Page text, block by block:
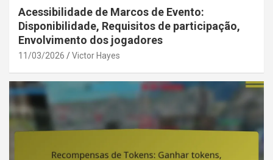
Acessibilidade de Marcos de Evento:
Disponibilidade, Requisitos de participação,
Envolvimento dos jogadores
11/03/2026 Victor Hayes